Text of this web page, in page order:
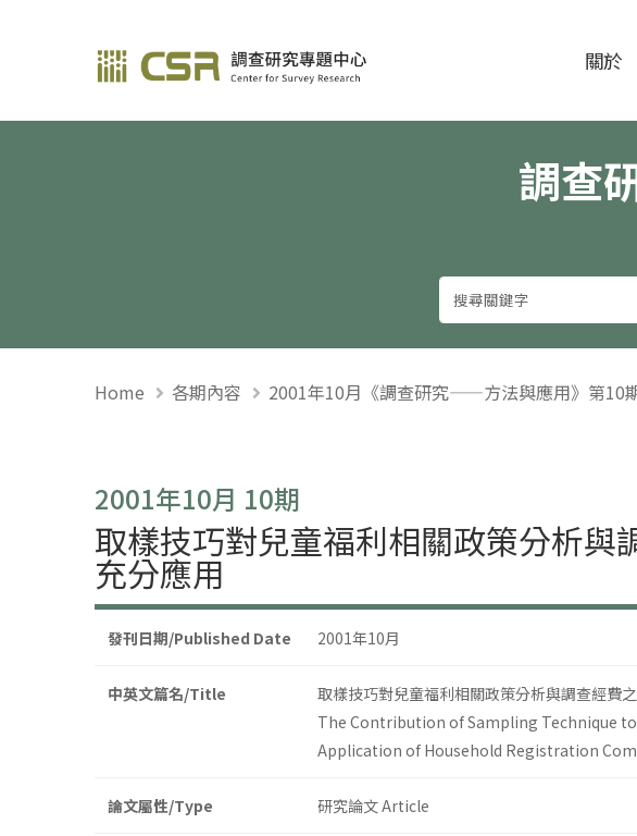
調查研究—方法與應用期刊 關於
調查
Home 各期內容 2001年10月《調查研究——方法與應用》第10
2001年10月 10期
取樣技巧對兒童福利相關政策分析
充分應用
發刊日期/Published Date 2001年10月
中英文篇名/Title
取樣技巧對兒童福利相關政策分析與調查經
The Contribution of Sampling Technique
Application of Household Registration
論文屬性/Type 研究論文 Article